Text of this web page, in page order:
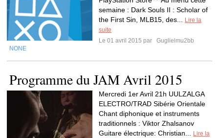
semaine : Dark Souls II : Scholar of
the First Sin, MLB15, des...
Lire la
suite
Le 01 avril 2015 par
Guglielmu2bb
NONE
Programme du JAM Avril 2015
Mercredi 1er Avril 21h UULZALGA
ELECTRO/TRAD Sibérie Orientale
Chant diphonique et instruments
traditionnels : Viktor Zhalsanov
Guitare électrique: Christian...
Lire la